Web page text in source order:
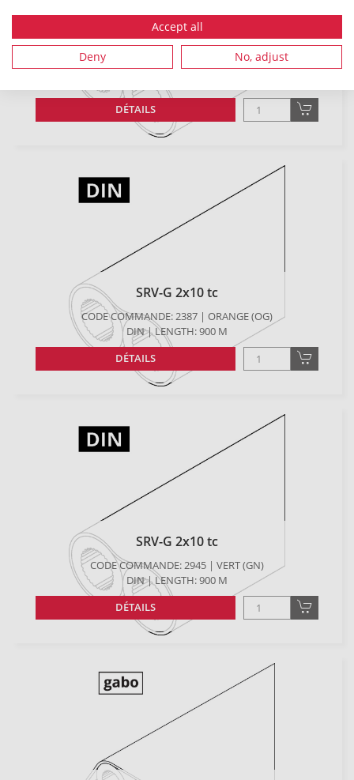
Accept all
Deny No, adjust
SRV-G 2x10 tc
CODE COMMANDE: 1443 | ORANGE (OG)
DÉTAILS
SRV-G 2x10 tc
CODE COMMANDE: 2387 | ORANGE (OG)
DIN | LENGTH: 900 M
DÉTAILS
SRV-G 2x10 tc
CODE COMMANDE: 2945 | VERT (GN)
DIN | LENGTH: 900 M
DÉTAILS